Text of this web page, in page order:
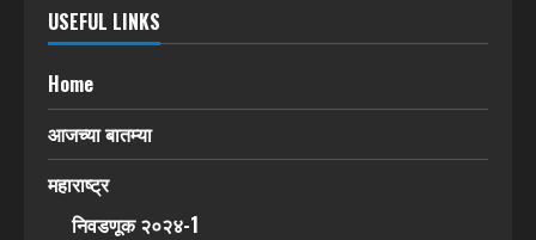
USEFUL LINKS
Home
आजच्या बातम्या
महाराष्ट्र
निवडणूक २०२४-1